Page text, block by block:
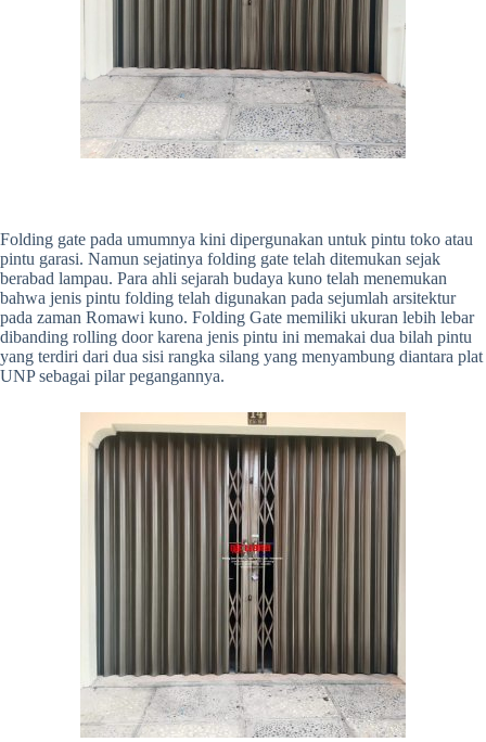
Folding gate pada umumnya kini dipergunakan untuk pintu toko atau
pintu garasi. Namun sejatinya folding gate telah ditemukan sejak
berabad lampau. Para ahli sejarah budaya kuno telah menemukan
bahwa jenis pintu folding telah digunakan pada sejumlah arsitektur
pada zaman Romawi kuno. Folding Gate memiliki ukuran lebih lebar
dibanding rolling door karena jenis pintu ini memakai dua bilah pintu
yang terdiri dari dua sisi rangka silang yang menyambung diantara plat
UNP sebagai pilar pegangannya.